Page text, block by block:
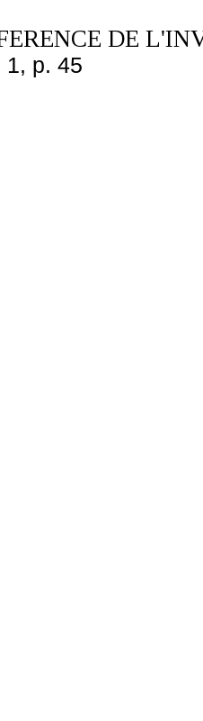
DE
1, p. 45